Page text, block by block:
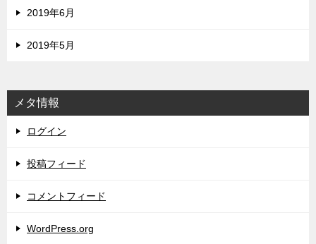
2019年6月
2019年5月
メタ情報
ログイン
投稿フィード
コメントフィード
WordPress.org